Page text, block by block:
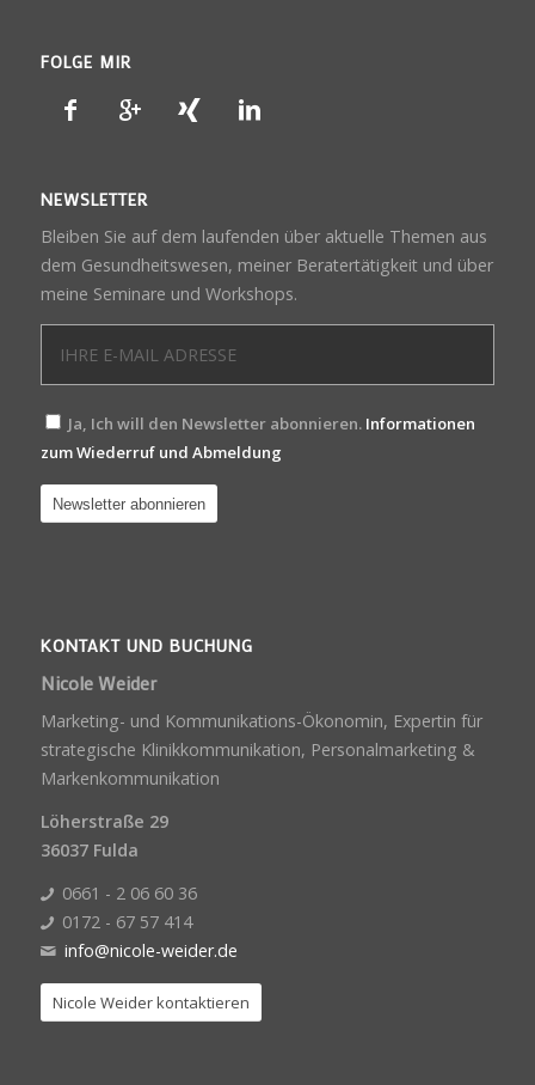
FOLGE MIR
NEWSLETTER
Bleiben Sie auf dem laufenden über aktuelle Themen aus
dem Gesundheitswesen, meiner Beratertätigkeit und über
meine Seminare und Workshops.
Ja, Ich will den Newsletter abonnieren. Informationen
zum Wiederruf und Abmeldung
KONTAKT UND BUCHUNG
Nicole Weider
Marketing- und Kommunikations-Ökonomin, Expertin für
strategische Klinikkommunikation, Personalmarketing &
Markenkommunikation
Löherstraße 29
36037 Fulda
0661 - 2 06 60 36
0172 - 67 57 414
info@nicole-weider.de
Nicole Weider kontaktieren